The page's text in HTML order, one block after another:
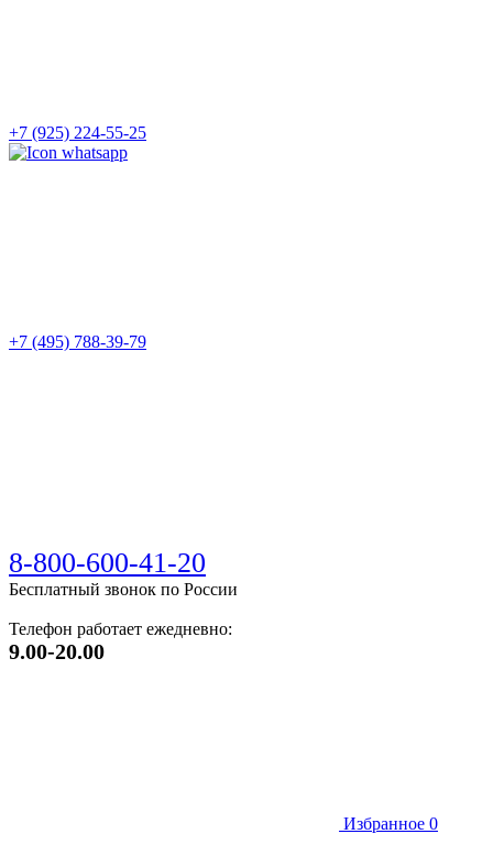
+7 (925) 224-55-25
+7 (495) 788-39-79
8-800-600-41-20
Бесплатный звонок по России
Телефон работает ежедневно:
9.00-20.00
Избранное 0